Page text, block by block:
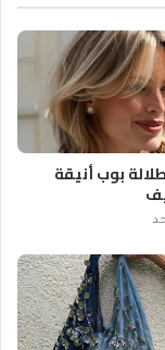
بوب أنيقة